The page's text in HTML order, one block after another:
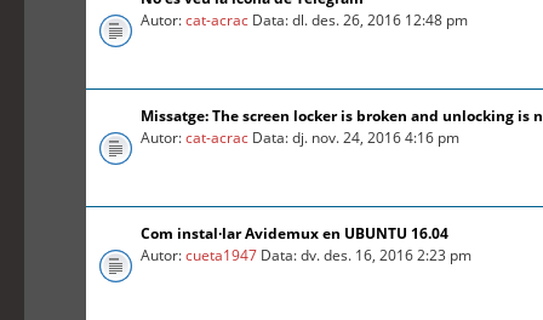
Autor:cat-acrac Data: dl. des. 26, 2016 12:48 pm
Missatge: The screen locker is broken and unlocking is
Autor:cat-acrac Data: dj. nov. 24, 2016 4:16 pm
Com instal·lar Avidemux en UBUNTU 16.04
Autor:cueta1947 Data: dv. des. 16, 2016 2:23 pm